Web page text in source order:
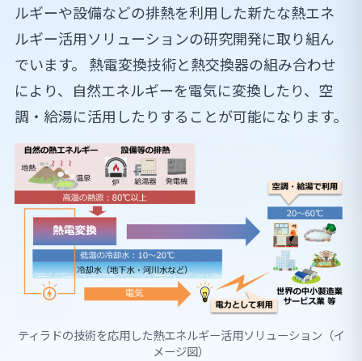
ルギーや設備などの排熱を利用した新たな熱エネ
ルギー活用ソリューションの研究開発に取り組ん
でいます。 熱電変換技術と熱交換器の組み合わせ
により、自然エネルギーを電気に変換したり、空
調・給湯に活用したりすることが可能になります。
ティラドの技術を応用した熱エネルギー活用ソリューション（イ
メージ図）